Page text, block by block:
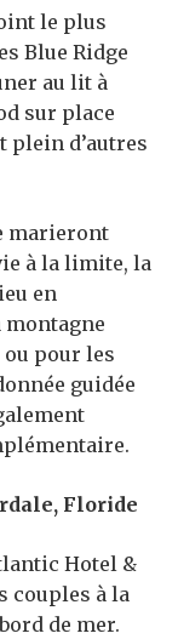
le plus
Blue Ridge
au lit à
sur place
plein d’autres
marieront
à la limite, la
en
pour les
guidée
Floride
Hotel &
couples à la
de mer.